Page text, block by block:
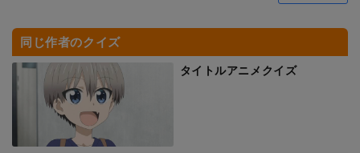
同じ作者のクイズ
タイトルアニメクイズ